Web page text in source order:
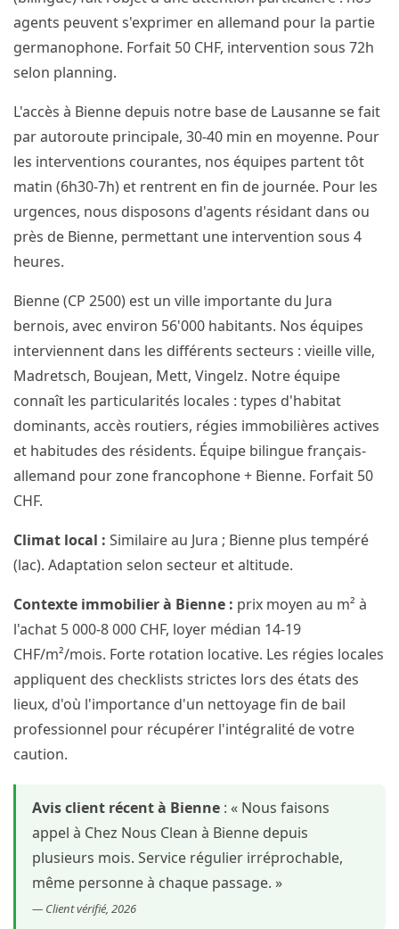
agents peuvent s'exprimer en allemand pour la partie
germanophone. Forfait 50 CHF, intervention sous 72h
selon planning.
L'accès à Bienne depuis notre base de Lausanne se fait
par autoroute principale, 30-40 min en moyenne. Pour
les interventions courantes, nos équipes partent tôt
matin (6h30-7h) et rentrent en fin de journée. Pour les
urgences, nous disposons d'agents résidant dans ou
près de Bienne, permettant une intervention sous 4
heures.
Bienne (CP 2500) est un ville importante du Jura
bernois, avec environ 56'000 habitants. Nos équipes
interviennent dans les différents secteurs : vieille ville,
Madretsch, Boujean, Mett, Vingelz. Notre équipe
connaît les particularités locales : types d'habitat
dominants, accès routiers, régies immobilières actives
et habitudes des résidents. Équipe bilingue français-
allemand pour zone francophone + Bienne. Forfait 50
CHF.
Climat local : Similaire au Jura ; Bienne plus tempéré
(lac). Adaptation selon secteur et altitude.
Contexte immobilier à Bienne : prix moyen au m² à
l'achat 5 000-8 000 CHF, loyer médian 14-19
CHF/m²/mois. Forte rotation locative. Les régies locales
appliquent des checklists strictes lors des états des
lieux, d'où l'importance d'un nettoyage fin de bail
professionnel pour récupérer l'intégralité de votre
caution.
Avis client récent à Bienne : « Nous faisons
appel à Chez Nous Clean à Bienne depuis
plusieurs mois. Service régulier irréprochable,
même personne à chaque passage. »
— Client vérifié, 2026